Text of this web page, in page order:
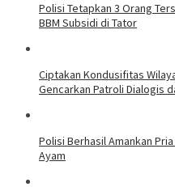
Polisi Tetapkan 3 Orang
BBM Subsidi di Tator
Ciptakan Kondusifitas
Gencarkan Patroli Dialogis
Polisi Berhasil Amankan
Ayam